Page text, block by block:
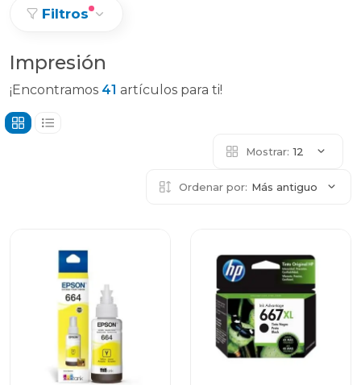
Filtros
Impresión
¡Encontramos 41 artículos para ti!
Mostrar: 12
Ordenar por: Más antiguo